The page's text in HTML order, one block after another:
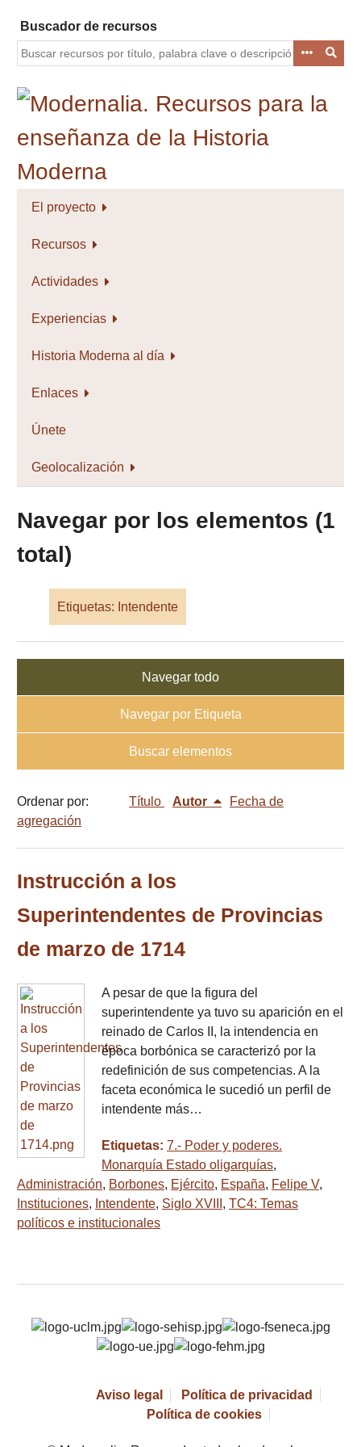
contenido
principal
Buscador de recursos
El proyecto
Recursos
Actividades
Experiencias
Historia Moderna al día
Enlaces
Únete
Geolocalización
Navegar por los elementos (1
total)
Etiquetas: Intendente
Navegar todo
Navegar por Etiqueta
Buscar elementos
Ordenar por: Título Autor
Fecha de
agregación
Instrucción a los
Superintendentes de Provincias
de marzo de 1714
A pesar de que la figura del
superintendente ya tuvo su aparición en el
reinado de Carlos II, la intendencia en
época borbónica se caracterizó por la
redefinición de sus competencias. A la
faceta económica le sucedió un perfil de
intendente más…
Etiquetas: 7.- Poder y poderes.
Monarquía Estado oligarquías,
Administración, Borbones, Ejército, España, Felipe V,
Instituciones, Intendente, Siglo XVIII , TC4: Temas
políticos e institucionales
Aviso legal
Política de privacidad
Política de cookies